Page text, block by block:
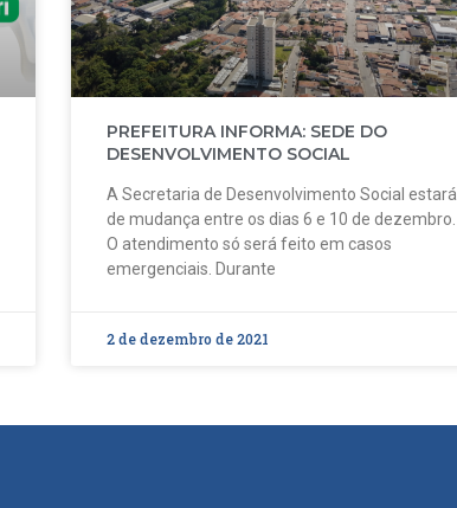
PREFEITURA INFORMA: SEDE DO
DESENVOLVIMENTO SOCIAL
A Secretaria de Desenvolvimento Social estará
de mudança entre os dias 6 e 10 de dezembro.
O atendimento só será feito em casos
emergenciais. Durante
2 de dezembro de 2021